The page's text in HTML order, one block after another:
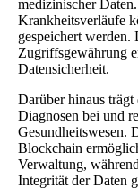
medizinischer
Krankheitsverläufe
gespeichert
Zugriffsgewährung
Datensicherheit.
Darüber hinaus
Diagnosen bei und
Gesundheitswesen.
Blockchain
Verwaltung,
Integrität der Daten